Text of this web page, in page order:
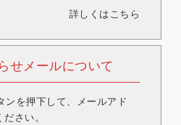
詳しくはこちら
せメールについて
ンを押下して、メールアド
さい。